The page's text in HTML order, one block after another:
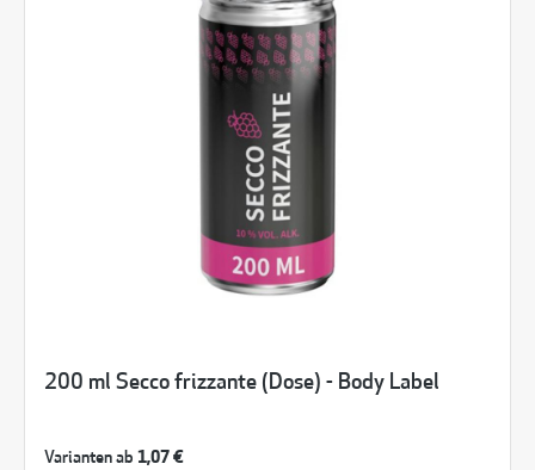
200 ml Secco frizzante (Dose) - Body Label
Varianten ab 1,07 €